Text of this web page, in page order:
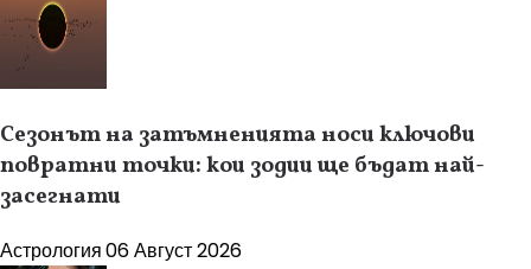
Сезонът на затъмненията носи ключови
повратни точки: кои зодии ще бъдат най-
засегнати
Астрология06 Август 2026